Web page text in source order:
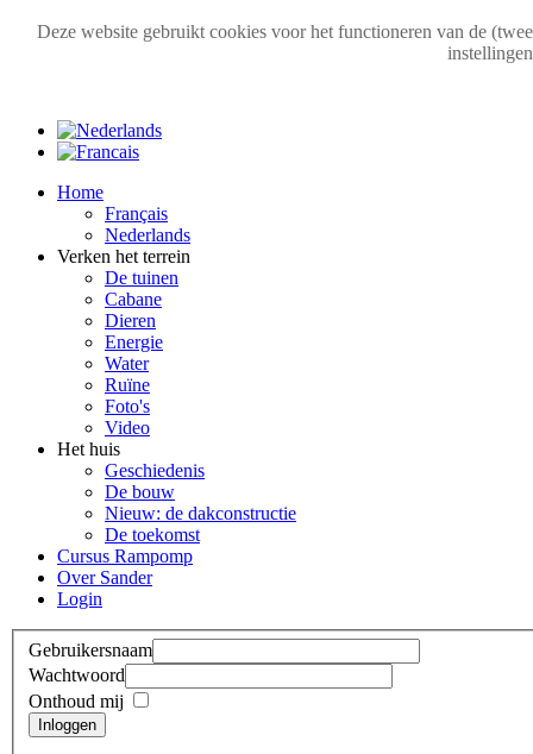
Deze website gebruikt cookies voor het functioneren van de
Home
Français
Nederlands
Verken het terrein
De tuinen
Cabane
Dieren
Energie
Water
Ruïne
Foto's
Video
Het huis
Geschiedenis
De bouw
Nieuw: de dakconstructie
De toekomst
Cursus Rampomp
Over Sander
Login
Gebruikersnaam
Wachtwoord
Onthoud mij
Inloggen